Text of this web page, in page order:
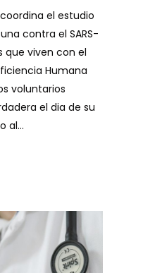
el estudio
contra el SARS-
que viven con el
Humana
voluntarios
el dia de su
al...